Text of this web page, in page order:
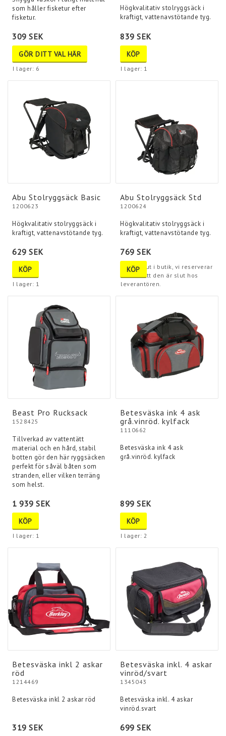
som håller fisketur efter
309 SEK
I lager: 6
GÖR DITT VAL HÄR
Högkvalitativ stolryggsäck i
kraftigt, vattenavstötande tyg.
839 SEK
I lager: 1
KÖP
Abu Stolryggsäck Basic
1200623
Högkvalitativ stolryggsäck i
kraftigt, vattenavstötande tyg.
629 SEK
I lager: 1
KÖP
Abu Stolryggsäck Std
1200624
Högkvalitativ stolryggsäck i
kraftigt, vattenavstötande tyg.
769 SEK
Tyvärr slut i butik, vi reserverar
oss för att den är slut hos
leverantören.
KÖP
Beast Pro Rucksack
1528425
Tillverkad av vattentätt
material och en hård, stabil
botten gör den här ryggsäcken
perfekt för såväl båten som
stranden, eller vilken terräng
som helst.
1 939 SEK
I lager: 1
KÖP
Betesväska ink 4 ask
grå.vinröd. kylfack
1110662
Betesväska ink 4 ask
grå.vinröd. kylfack
899 SEK
I lager: 2
KÖP
Betesväska inkl 2 askar
röd
1214469
Betesväska inkl 2 askar röd
319 SEK
Betesväska inkl. 4 askar
vinröd/svart
1345043
Betesväska inkl. 4 askar
vinröd.svart
699 SEK